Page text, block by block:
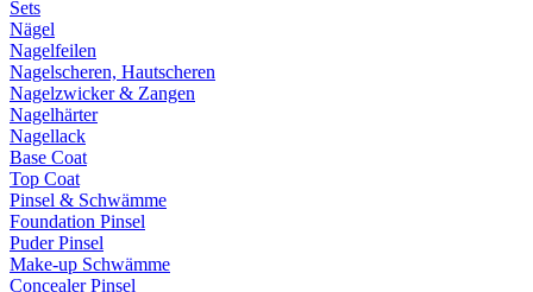
Sets
Nägel
Nagelfeilen
Nagelscheren, Hautscheren
Nagelzwicker & Zangen
Nagelhärter
Nagellack
Base Coat
Top Coat
Pinsel & Schwämme
Foundation Pinsel
Puder Pinsel
Make-up Schwämme
Concealer Pinsel